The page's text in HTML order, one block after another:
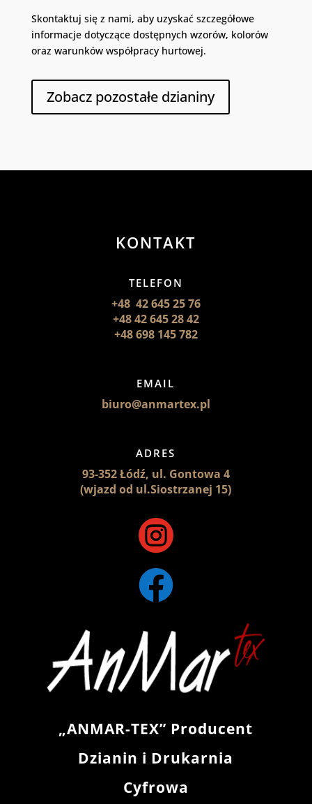
Skontaktuj się z nami, aby uzyskać szczegółowe
informacje dotyczące dostępnych wzorów, kolorów
oraz warunków współpracy hurtowej.
Zobacz pozostałe dzianiny
KONTAKT
TELEFON
+48 42 645 25 76
+48 42 645 28 42
+48 698 145 782
EMAIL
biuro@anmartex.pl
ADRES
93-352 Łódź, ul. Gontowa 4
(wjazd od ul.Siostrzanej 15)


„ANMAR-TEX” Producent
Dzianin i Drukarnia
Cyfrowa